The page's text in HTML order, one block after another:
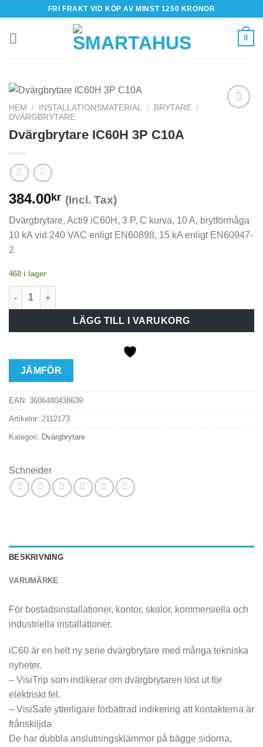
content
FRI FRAKT VID KÖP AV MINST 1250 KRONOR
0
HEM / INSTALLATIONSMATERIAL / BRYTARE /
DVÄRGBRYTARE
Dvärgbrytare IC60H 3P C10A
384.00kr (Incl. Tax)
Dvärgbrytare, Acti9 iC60H, 3 P, C kurva, 10 A, brytförmåga
10 kA vid 240 VAC enligt EN60898, 15 kA enligt EN60947-
2
468 i lager
Dvärgbrytare IC60H 3P C10A mängd
LÄGG TILL I VARUKORG
JÄMFÖR
EAN: 3606480438639
Artikelnr: 2112173
Kategori: Dvärgbrytare
Schneider
BESKRIVNING
VARUMÄRKE
För bostadsinstallationer, kontor, skolor, kommersiella och
industriella installationer.
iC60 är en helt ny serie dvärgbrytare med många tekniska
nyheter.
– VisiTrip som indikerar om dvärgbrytaren löst ut för
elektriskt fel.
– VisiSafe ytterligare förbättrad indikering att kontakterna är
frånskiljda
De har dubbla anslutningsklämmor på bägge sidorna,